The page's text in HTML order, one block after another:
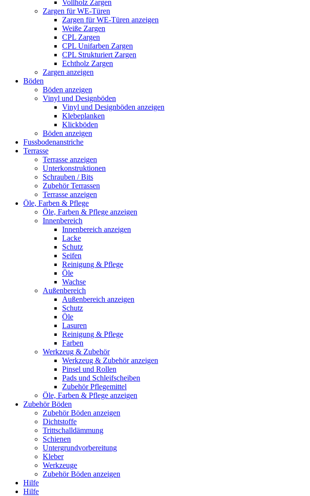
Vollholz Zargen
Zargen für WE-Türen
Zargen für WE-Türen anzeigen
Weiße Zargen
CPL Zargen
CPL Unifarben Zargen
CPL Strukturiert Zargen
Echtholz Zargen
Zargen anzeigen
Böden
Böden anzeigen
Vinyl und Designböden
Vinyl und Designböden anzeigen
Klebeplanken
Klickböden
Böden anzeigen
Fussbodenanstriche
Terrasse
Terrasse anzeigen
Unterkonstruktionen
Schrauben / Bits
Zubehör Terrassen
Terrasse anzeigen
Öle, Farben & Pflege
Öle, Farben & Pflege anzeigen
Innenbereich
Innenbereich anzeigen
Lacke
Schutz
Seifen
Reinigung & Pflege
Öle
Wachse
Außenbereich
Außenbereich anzeigen
Schutz
Öle
Lasuren
Reinigung & Pflege
Farben
Werkzeug & Zubehör
Werkzeug & Zubehör anzeigen
Pinsel und Rollen
Pads und Schleifscheiben
Zubehör Pflegemittel
Öle, Farben & Pflege anzeigen
Zubehör Böden
Zubehör Böden anzeigen
Dichtstoffe
Trittschalldämmung
Schienen
Untergrundvorbereitung
Kleber
Werkzeuge
Zubehör Böden anzeigen
Hilfe
Hilfe